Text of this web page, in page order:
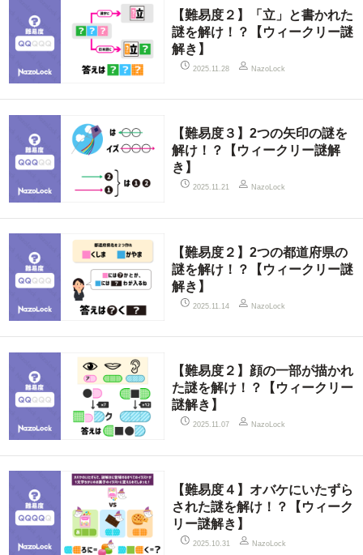
【難易度２】「立」と書かれた
謎を解け！？【ウィークリー謎
解き】
2025.11.28 NazoLock
【難易度３】2つの矢印の謎を
解け！？【ウィークリー謎解
き】
2025.11.21 NazoLock
【難易度２】2つの都道府県の
謎を解け！？【ウィークリー謎
解き】
2025.11.14 NazoLock
【難易度２】顔の一部が描かれ
た謎を解け！？【ウィークリー
謎解き】
2025.11.07 NazoLock
【難易度４】オバケにいたずら
された謎を解け！？【ウィーク
リー謎解き】
2025.10.31 NazoLock